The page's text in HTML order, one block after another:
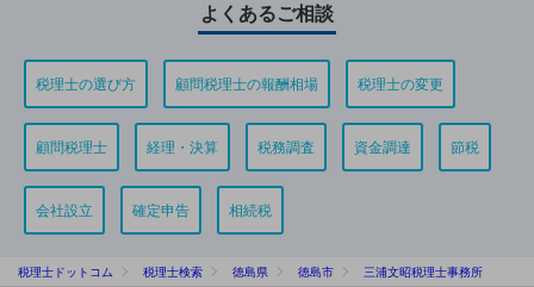
よくあるご相談
税理士の選び方 顧問税理士の報酬相場 税理士の変更
顧問税理士 経理・決算 税務調査 資金調達 節税
会社設立 確定申告 相続税
税理士ドットコム 税理士検索 徳島県 徳島市 三浦文昭税理士事務所